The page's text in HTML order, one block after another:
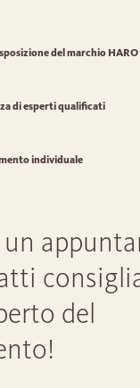
del marchio HARO
di esperti qualificati
individuale
un
del